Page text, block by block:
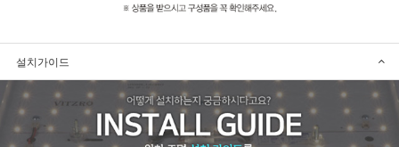
설치가이드